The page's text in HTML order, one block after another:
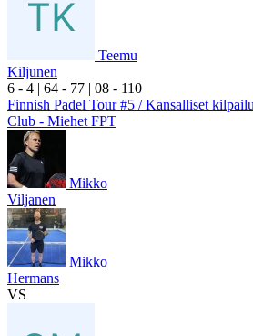
Teemu
Kiljunen
6 - 4 | 64 - 77 | 08 - 110
Finnish Padel Tour #5 / Kansalliset
Club - Miehet FPT
Mikko
Viljanen
Mikko
Hermans
VS